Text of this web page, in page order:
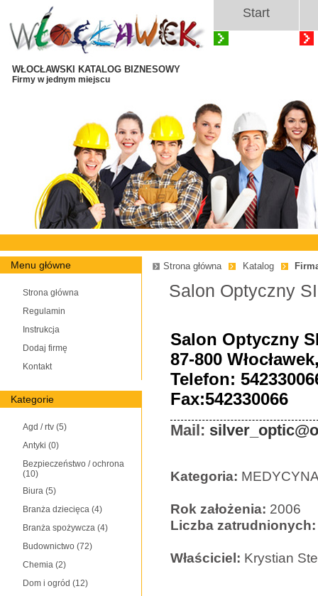
WŁOCŁAWSKI KATALOG BIZNESOWY
Firmy w jednym miejscu
Start
Menu główne
Strona główna
Regulamin
Instrukcja
Dodaj firmę
Kontakt
Kategorie
Agd / rtv (5)
Antyki (0)
Bezpieczeństwo / ochrona
(10)
Biura (5)
Branża dziecięca (4)
Branża spożywcza (4)
Budownictwo (72)
Chemia (2)
Dom i ogród (12)
Strona główna Katalog
Salon Optyczny
Salon Optyczny
87-800
Telefon:
Fax:542330066
Mail:
Kategoria:
Rok założenia: 2006
Liczba zatrudnionych:
Właściciel: Krystian